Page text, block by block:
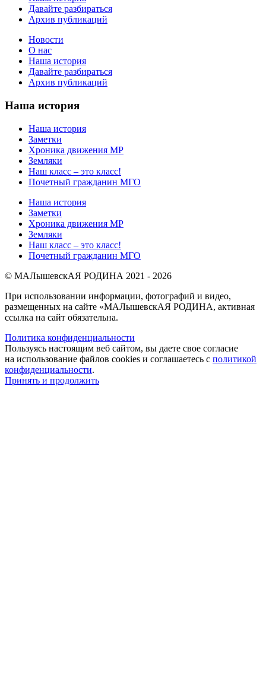
Давайте разбираться
Архив публикаций
Новости
О нас
Наша история
Давайте разбираться
Архив публикаций
Наша история
Наша история
Заметки
Хроника движения МР
Земляки
Наш класс – это класс!
Почетный гражданин МГО
Наша история
Заметки
Хроника движения МР
Земляки
Наш класс – это класс!
Почетный гражданин МГО
© МАЛышевскАЯ РОДИНА 2021 - 2026
При использовании информации, фотографий и видео,
размещенных на сайте «МАЛышевскАЯ РОДИНА, активная
ссылка на сайт обязательна.
Политика конфиденциальности
Пользуясь настоящим веб сайтом, вы даете свое согласие
на использование файлов cookies и соглашаетесь с политикой
конфиденциальности.
Принять и продолжить